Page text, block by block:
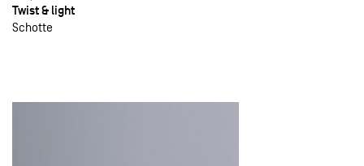
Twist & light
Schotte